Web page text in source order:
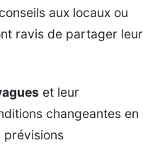
aux locaux ou
ravis de partager leur
et leur
changeantes en
prévisions